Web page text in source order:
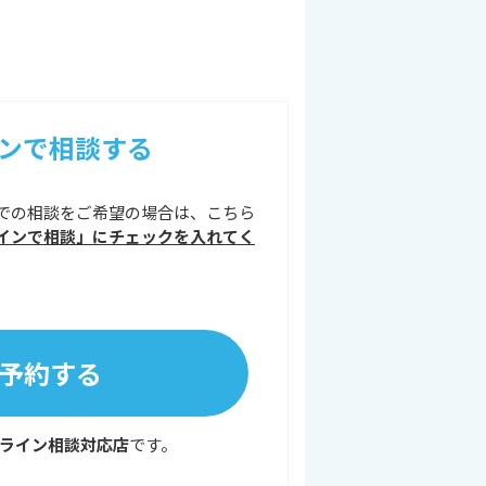
で相談する
の相談をご希望の場合は、こちら
ンで相談」にチェックを入れてく
約する
イン相談対応店です。